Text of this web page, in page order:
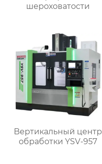
шероховатости
Bертикальный центр
обработки YSV-957